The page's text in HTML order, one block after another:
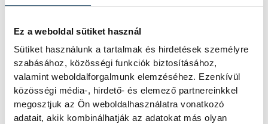
Ez a weboldal sütiket használ
Sütiket használunk a tartalmak és hirdetések személyre
szabásához, közösségi funkciók biztosításához,
valamint weboldalforgalmunk elemzéséhez. Ezenkívül
közösségi média-, hirdető- és elemező partnereinkkel
megosztjuk az Ön weboldalhasználatra vonatkozó
adatait, akik kombinálhatják az adatokat más olyan
önhibánkon kívül.